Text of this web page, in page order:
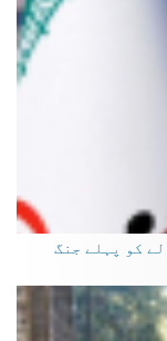
کو پہلے جنگ